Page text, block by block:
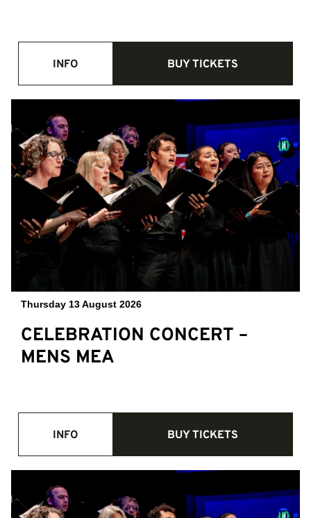
INFO BUY TICKETS
Thursday 13 August 2026
CELEBRATION CONCERT –
MENS MEA
INFO BUY TICKETS